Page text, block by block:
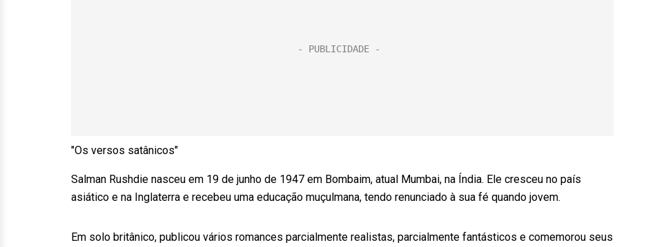
"Os versos satânicos"
Salman Rushdie nasceu em 19 de junho de 1947 em Bombaim, atual Mumbai, na Índia. Ele cresceu no país
asiático e na Inglaterra e recebeu uma educação muçulmana, tendo renunciado à sua fé quando jovem.
Em solo britânico, publicou vários romances parcialmente realistas, parcialmente fantásticos e comemorou seus